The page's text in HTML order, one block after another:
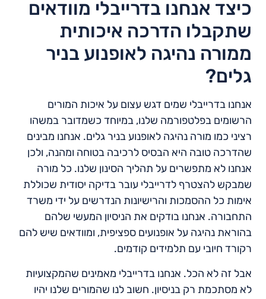
כיצד אנחנו בדרייבלי מוודאים
שתקבלו הדרכה איכותית
ממורה נהיגה לאופנוע בניר
גלים?
אנחנו בדרייבלי שמים דגש עצום על איכות המורים
הרשומים בפלטפורמה שלנו, במיוחד כשמדובר במשהו
רציני כמו מורה נהיגה לאופנוע בניר גלים. אנחנו מבינים
שהדרכה טובה היא הבסיס לרכיבה בטוחה ומהנה, ולכן
אנחנו לא מתפשרים על תהליך הסינון שלנו. כל מורה
שמבקש להצטרף לדרייבלי עובר בדיקה יסודית שכוללת
אימות כל ההסמכות והרישיונות הנדרשים על ידי משרד
התחבורה. אנחנו בודקים את הניסיון המעשי שלהם
בהוראת נהיגה על אופנועים ספציפית, ומוודאים שיש להם
רקורד חיובי עם תלמידים קודמים.
אבל זה לא הכל. אנחנו בדרייבלי מאמינים שהמקצועיות
לא מסתכמת רק בניסיון. חשוב לנו שהמורים שלנו יהיו